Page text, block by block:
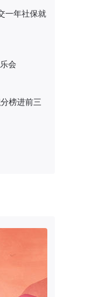
一年社保就
会
榜进前三